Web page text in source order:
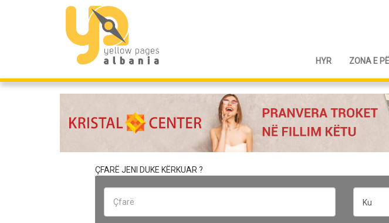
HYR ZONA E
ÇFARË JENI DUKE KËRKUAR ?
Ku